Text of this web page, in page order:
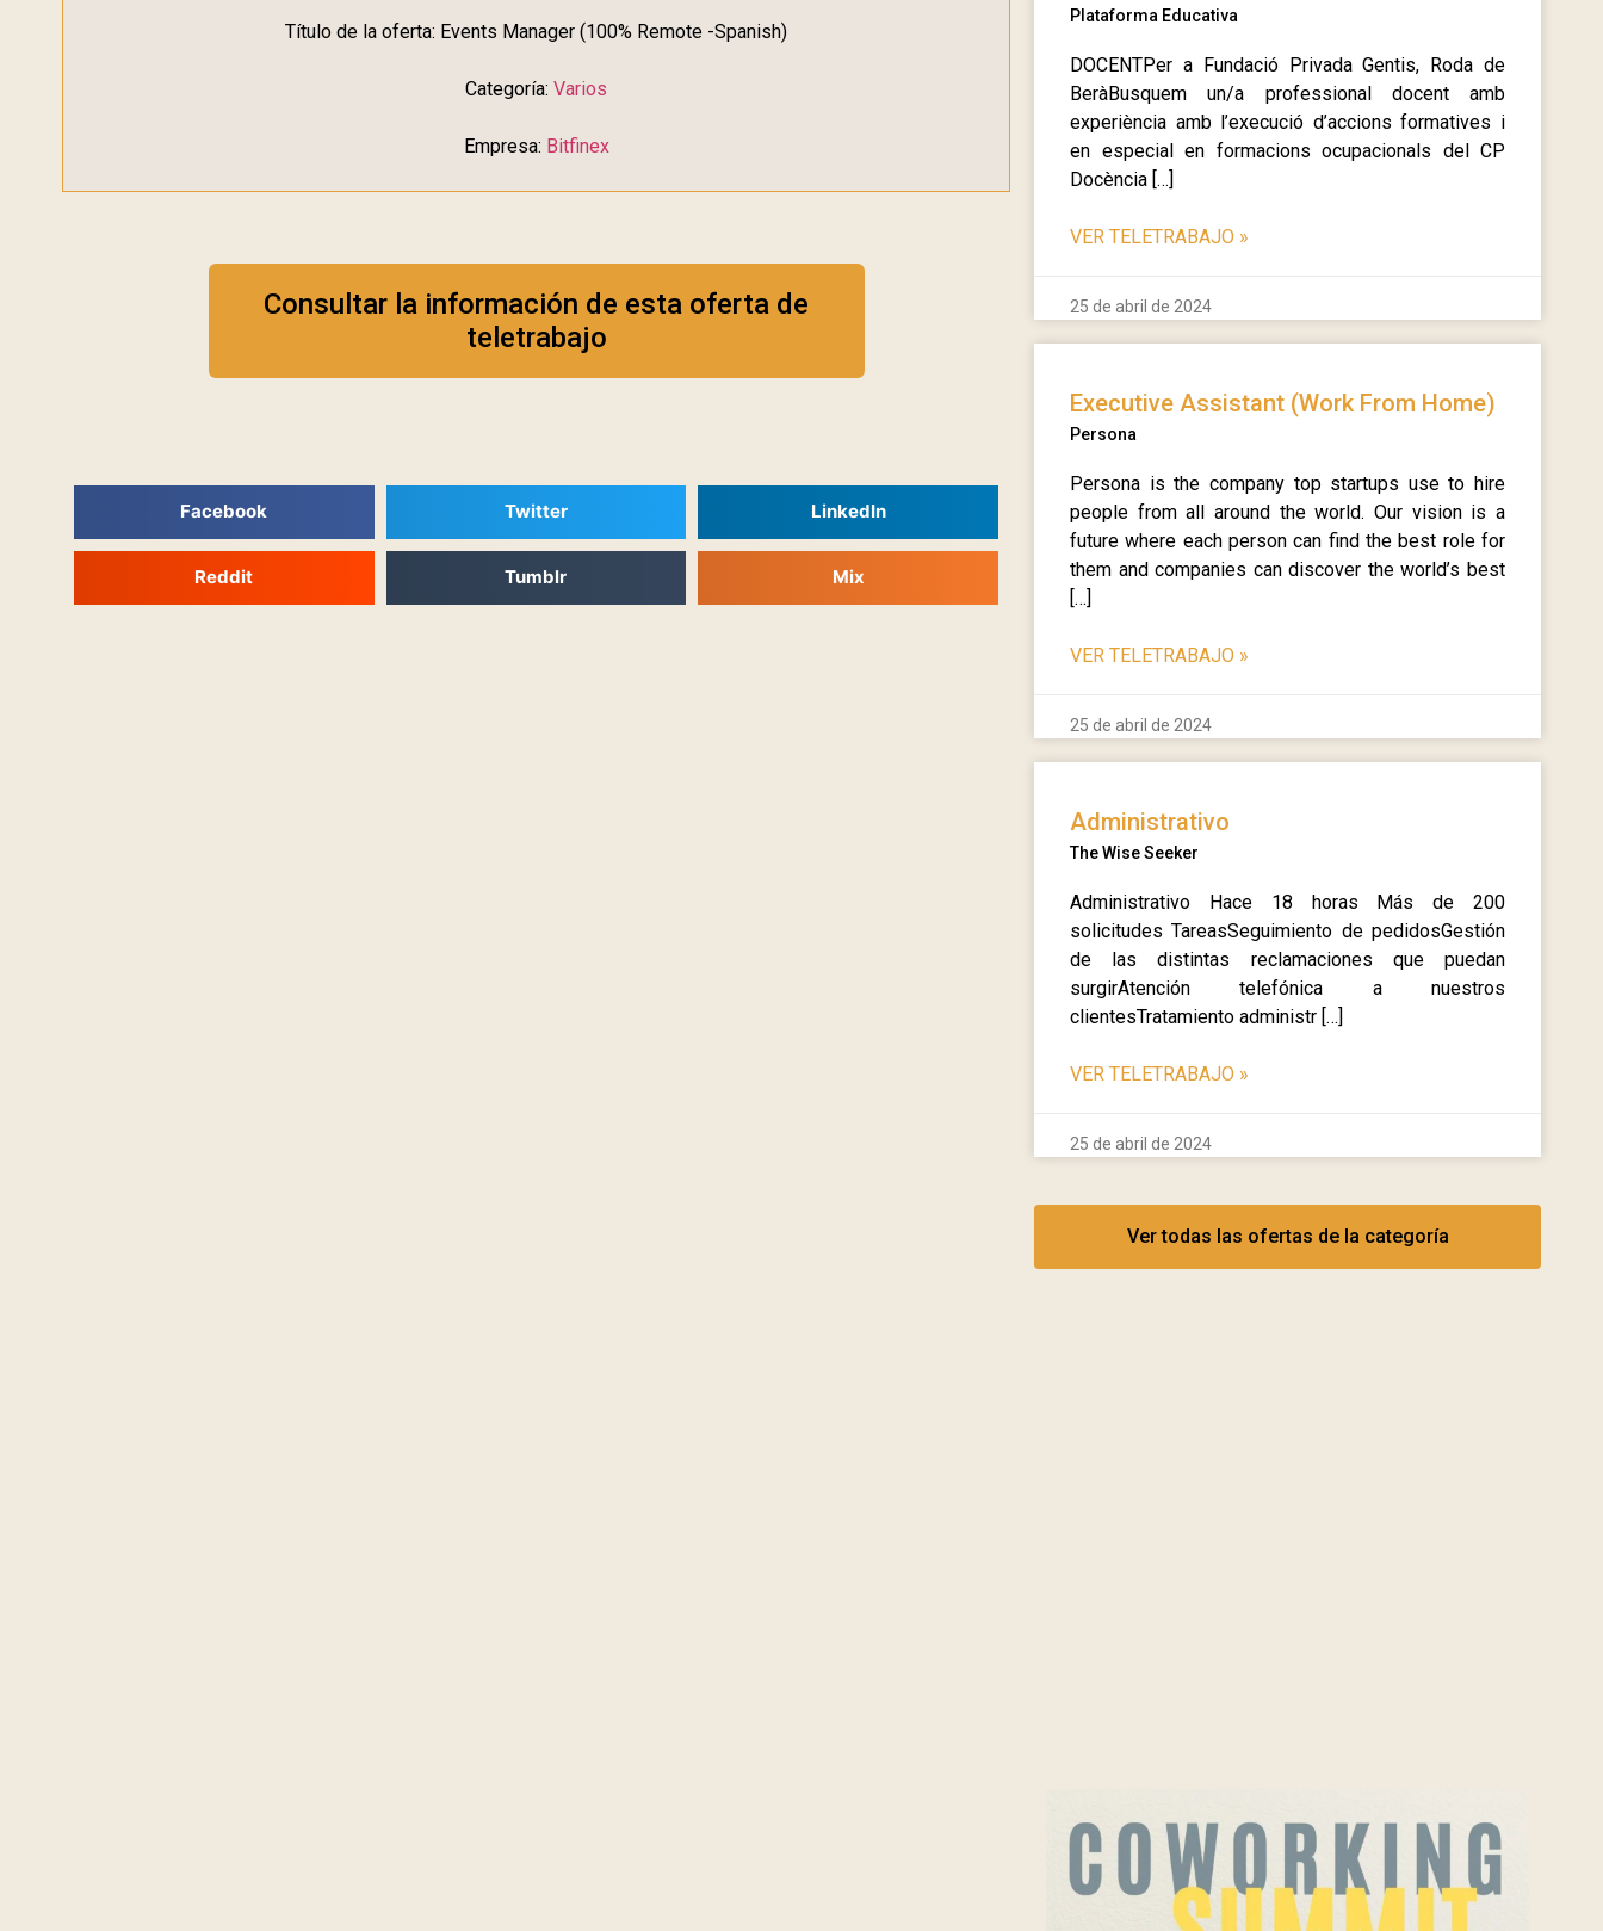
Título de la oferta: Events Manager (100% Remote -Spanish)
Categoría: Varios
Empresa: Bitfinex
Consultar la información de esta oferta de
teletrabajo
Facebook Twitter LinkedIn
Reddit Tumblr Mix
Plataforma Educativa
DOCENTPer a Fundació Privada Gentis, Roda de
BeràBusquem un/a professional docent amb
experiència amb l’execució d’accions formatives i
en especial en formacions ocupacionals del CP
Docència […]
VER TELETRABAJO »
25 de abril de 2024
Executive Assistant (Work From Home)
Persona
Persona is the company top startups use to hire
people from all around the world. Our vision is a
future where each person can find the best role for
them and companies can discover the world’s best
[…]
VER TELETRABAJO »
25 de abril de 2024
Administrativo
The Wise Seeker
Administrativo Hace 18 horas Más de 200
solicitudes TareasSeguimiento de pedidosGestión
de las distintas reclamaciones que puedan
surgirAtención telefónica a nuestros
clientesTratamiento administr […]
VER TELETRABAJO »
25 de abril de 2024
Ver todas las ofertas de la categoría